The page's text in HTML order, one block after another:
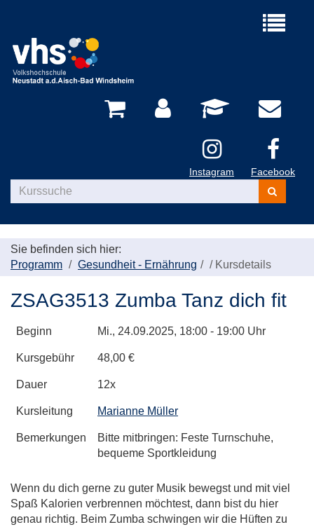
Menü
Instagram Facebook
Kurse
suchen
Sie befinden sich hier:
Programm
Gesundheit - Ernährung / Kursdetails
ZSAG3513 Zumba Tanz dich fit
Beginn Mi., 24.09.2025, 18:00 - 19:00 Uhr
Kursgebühr 48,00 €
Dauer 12x
Kursleitung Marianne Müller
Bemerkungen
Bitte mitbringen: Feste Turnschuhe,
bequeme Sportkleidung
Wenn du dich gerne zu guter Musik bewegst und mit viel
Spaß Kalorien verbrennen möchtest, dann bist du hier
genau richtig. Beim Zumba schwingen wir die Hüften zu